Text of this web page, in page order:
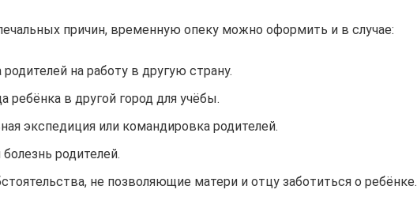
причин, временную опеку можно оформить и в случае:
на работу в другую страну.
ребёнка в другой город для учёбы.
экспедиция или командировка родителей.
родителей.
не позволяющие матери и отцу заботиться о ребёнке.